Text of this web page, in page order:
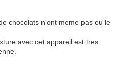
chocolats n'ont meme pas eu le
avec cet appareil est tres